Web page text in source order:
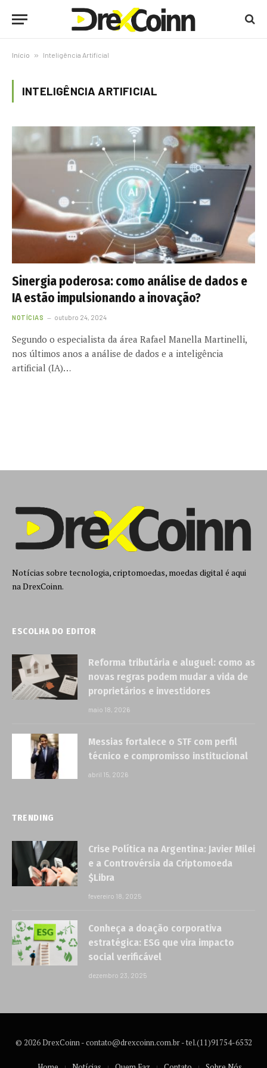
Início » Inteligência Artificial
INTELIGÊNCIA ARTIFICIAL
Sinergia poderosa: como análise de dados e
IA estão impulsionando a inovação?
NOTÍCIAS outubro 24, 2024
Segundo o especialista da área Rafael Manella Martinelli,
nos últimos anos a análise de dados e a inteligência
artificial (IA)…
Notícias sobre tecnologia, criptomoedas, moedas digital é aqui
na DrexCoinn.
ESCOLHA DO EDITOR
Reforma tributária e aluguel: como as
novas regras podem mudar a vida de
proprietários e investidores
maio 18, 2026
Messias fortalece o STF com perfil
técnico e compromisso institucional
abril 15, 2026
TRENDING
Crise Política na Argentina: Javier Milei
e a Controvérsia da Criptomoeda
$Libra
fevereiro 18, 2025
Conheça a doação corporativa
estratégica: ESG que vira impacto
social verificável
dezembro 23, 2025
© 2026 DrexCoinn -contato@drexcoinn.com.br- tel.(11)91754-6532